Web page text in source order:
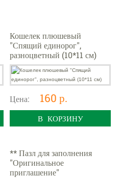
Кошелек плюшевый
"Спящий единорог",
разноцветный (10*11 см)
Цена: 160 р.
В КОРЗИНУ
** Пазл для заполнения
"Оригинальное
приглашение"